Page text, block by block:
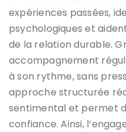
expériences passées,
psychologiques et
de la relation durable.
accompagnement
à son rythme, sans
approche structurée
sentimental et permet
confiance. Ainsi,